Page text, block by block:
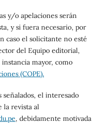
y/o apelaciones serán
y si fuera necesario, por
caso el solicitante no esté
del Equipo editorial,
mayor, como
(COPE).
señalados, el interesado
la revista al
, debidamente motivada